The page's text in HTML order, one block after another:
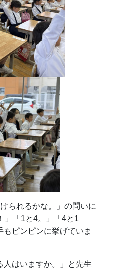
られるかな。」の問いに
」「1と4。」「4と1
もピンピンに挙げていま
人はいますか。」と先生